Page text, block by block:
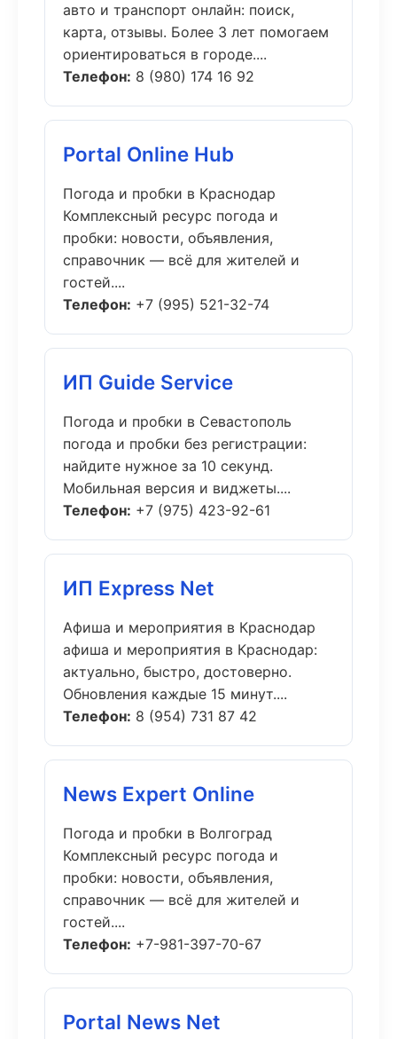
авто и транспорт онлайн: поиск,
карта, отзывы. Более 3 лет помогаем
ориентироваться в городе....
Телефон: 8 (980) 174 16 92
Portal Online Hub
Погода и пробки в Краснодар
Комплексный ресурс погода и
пробки: новости, объявления,
справочник — всё для жителей и
гостей....
Телефон: +7 (995) 521-32-74
ИП Guide Service
Погода и пробки в Севастополь
погода и пробки без регистрации:
найдите нужное за 10 секунд.
Мобильная версия и виджеты....
Телефон: +7 (975) 423-92-61
ИП Express Net
Афиша и мероприятия в Краснодар
афиша и мероприятия в Краснодар:
актуально, быстро, достоверно.
Обновления каждые 15 минут....
Телефон: 8 (954) 731 87 42
News Expert Online
Погода и пробки в Волгоград
Комплексный ресурс погода и
пробки: новости, объявления,
справочник — всё для жителей и
гостей....
Телефон: +7-981-397-70-67
Portal News Net